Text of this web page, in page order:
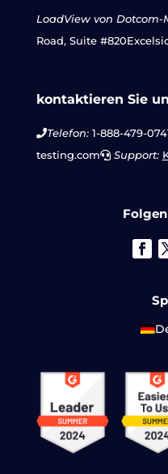
LoadView von Dotcom-
Road, Suite #820
kontaktieren Sie
Telefon:1-888-479-
testing.com
Support: